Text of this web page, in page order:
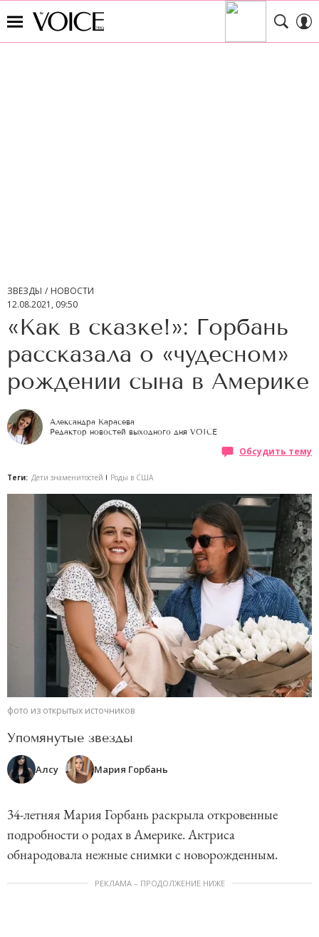
ЗВЕЗДЫ
НОВОСТИ
12.08.2021, 09:50
«Как в сказке!»: Горбань
рассказала о «чудесном»
рождении сына в Америке
Александра Карасева
Редактор новостей выходного дня VOICE
Обсудить тему
Теги: Дети знаменитостей Роды в США
фото из открытых источников
Упомянутые звезды
Алсу Мария Горбань
34-летняя Мария Горбань раскрыла откровенные
подробности о родах в Америке. Актриса
обнародовала нежные снимки с новорожденным.
РЕКЛАМА – ПРОДОЛЖЕНИЕ НИЖЕ